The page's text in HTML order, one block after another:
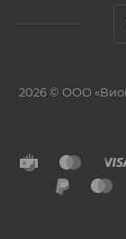
2026 © ООО